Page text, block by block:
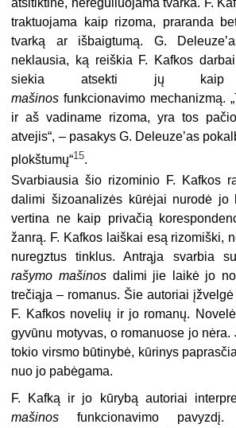
atsitiktine, nereguliuojama tvarka. F.
traktuojama kaip rizoma, praranda
tvarką ar išbaigtumą. G.
neklausia, ką reiškia F. Kafkos
siekia atsekti jų
mašinos funkcionavimo mechanizmą.
ir aš vadiname rizoma, yra tos
atvejis“, – pasakys G. Deleuze’as
plokštumų“15.
Svarbiausia šio rizominio F. Kafkos
dalimi šizoanalizės kūrėjai nurodė jo
vertina ne kaip privačią
žanrą. F. Kafkos laiškai esą rizomiški,
nuregztus tinklus. Antrąja svarbia
rašymo mašinos dalimi jie laikė jo
trečiąja – romanus. Šie autoriai
F. Kafkos novelių ir jo romanų.
gyvūnu motyvas, o romanuose jo
tokio virsmo būtinybė, kūrinys
nuo jo pabėgama.
F. Kafką ir jo kūrybą autoriai
mašinos funkcionavimo pavyzdį.